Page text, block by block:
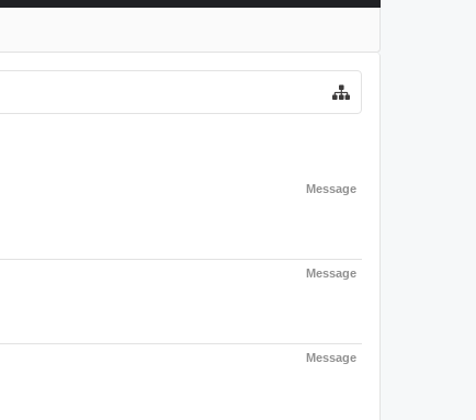
Message
Message
Message